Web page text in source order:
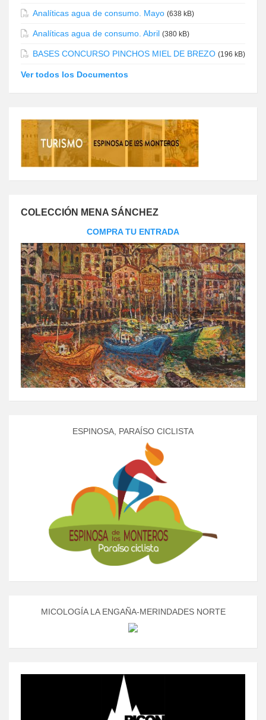
Analíticas agua de consumo. Mayo (638 kB)
Analíticas agua de consumo. Abril (380 kB)
BASES CONCURSO PINCHOS MIEL DE BREZO (196 kB)
Ver todos los Documentos
COLECCIÓN MENA SÁNCHEZ
COMPRA TU ENTRADA
ESPINOSA, PARAÍSO CICLISTA
MICOLOGÍA LA ENGAÑA-MERINDADES NORTE